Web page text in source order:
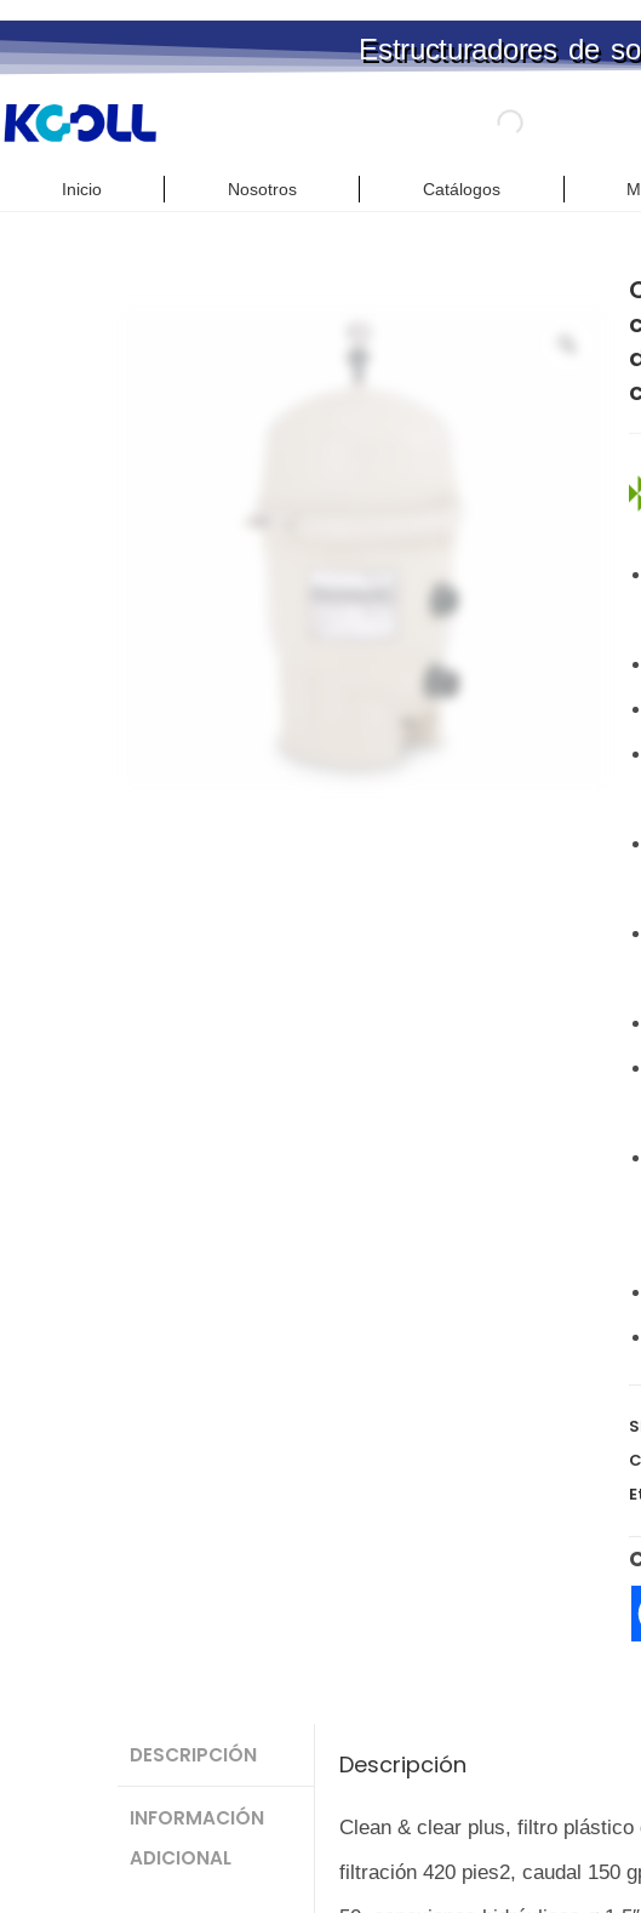
Estructuradores de
Inicio Nosotros Catálogos
DESCRIPCIÓN
INFORMACIÓN
ADICIONAL
Descripción
Clean & clear plus, filtro
filtración 420 pies2, caudal 150